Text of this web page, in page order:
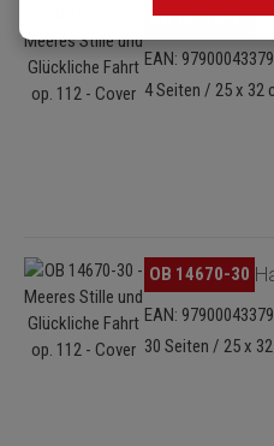
Bildergalerie überspringenOB 14670-27
EAN:
4 Seiten / 25 x
Bildergalerie überspringenOB 14670-30
EAN:
30 Seiten / 25 x